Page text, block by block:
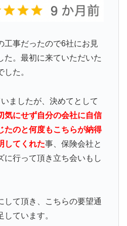
工事だったので6社にお見
た。最初に来ていただいた
た。
ましたが、決めてとして
気にせず自分の会社に自信
たのと何度もこちらが納得
してくれた事、保険会社と
に行って頂き立ち会いもし
して頂き、こちらの要望通
ています。